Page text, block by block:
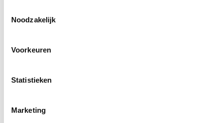
Selection
Noodzakelijk
Voorkeuren
Statistieken
Marketing